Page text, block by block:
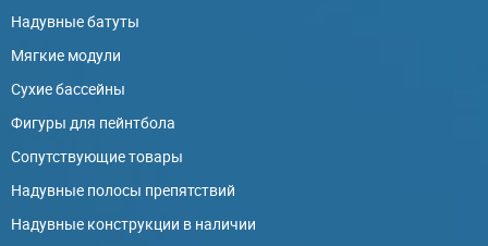
Надувные батуты
Мягкие модули
Сухие бассейны
Фигуры для пейнтбола
Сопутствующие товары
Надувные полосы препятствий
Надувные конструкции в наличии